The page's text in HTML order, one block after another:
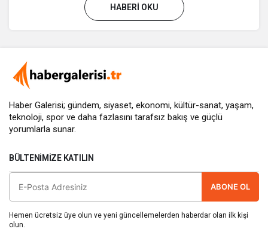
HABERI OKU
Haber Galerisi; gündem, siyaset, ekonomi, kültür-sanat, yaşam,
teknoloji, spor ve daha fazlasını tarafsız bakış ve güçlü
yorumlarla sunar.
BÜLTENIMIZE KATILIN
ABONE OL
Hemen ücretsiz üye olun ve yeni güncellemelerden haberdar olan ilk kişi
olun.